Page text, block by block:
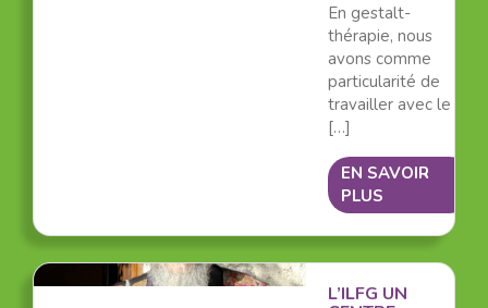
En gestalt-
thérapie, nous
avons comme
particularité de
travailler avec le
[…]
EN SAVOIR
PLUS
L’ILFG UN